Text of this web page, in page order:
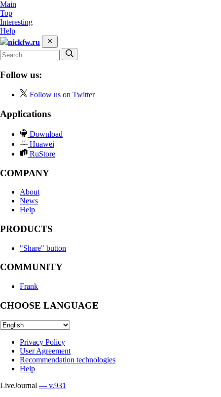
Main
Top
Interesting
Help
nickfw.ru
Follow us:
Follow us on Twitter
Applications
Download
Huawei
RuStore
COMPANY
About
News
Help
PRODUCTS
"Share" button
COMMUNITY
Frank
CHOOSE LANGUAGE
Privacy Policy
User Agreement
Recommendation technologies
Help
LiveJournal — v.931